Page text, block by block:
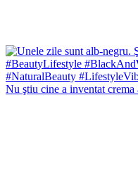
Nu ştiu cine a inventat crema